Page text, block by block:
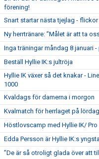
förening!
Snart startar nästa tjejlag -
Ny herrtränare: ”Målet är att ta
Inga träningar måndag 8 januari
Beställ Hyllie IK:s jultröja
Hyllie IK växer så det knakar -
1000
Kvaldags för damerna i morgon
Kvalmatch för herrlaget på lördag
Höstlovscamp med Hyllie IK/
Edda Persson är Hyllie IK:s
”De är så otroligt glada över att